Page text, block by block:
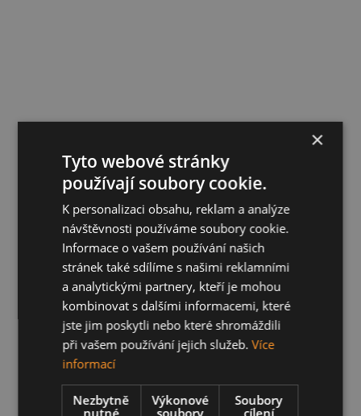
×
Tyto webové stránky
používají soubory cookie.
K personalizaci obsahu, reklam a analýze
návštěvnosti používáme soubory cookie.
Informace o vašem používání našich
stránek také sdílíme s našimi reklamními
a analytickými partnery, kteří je mohou
kombinovat s dalšími informacemi, které
jste jim poskytli nebo které shromáždili
při vašem používání jejich služeb.Více
informací
Nezbytně
nutné
Výkonové
soubory
Soubory
cílení